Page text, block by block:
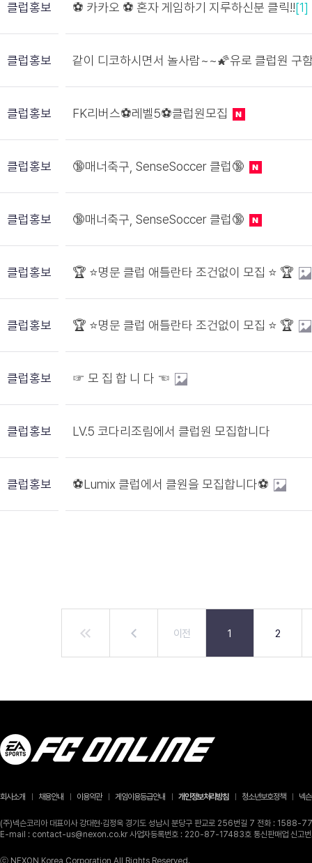
클럽홍보 ⚽️ 카카오 ⚽️ 혼자 게임하기 지루하신분 클릭!![1]
클럽홍보 같이 디코하시면서 놀사람~~🌠유로 클럽원 구
클럽홍보 FK리버스⚽레벨5⚽클럽원모집
클럽홍보 🔞매너축구, SenseSoccer 클럽🔞
클럽홍보 🔞매너축구, SenseSoccer 클럽🔞
클럽홍보 🏆 ⭐️명문 클럽 애틀란타 조건없이 모집 ⭐️ 🏆
클럽홍보 🏆 ⭐️명문 클럽 애틀란타 조건없이 모집 ⭐️ 🏆
클럽홍보 ☞ 모 집 합 니 다 ☜
클럽홍보 LV.5 코다리조림에서 클럽원 모집합니다
클럽홍보 ⚽️Lumix 클럽에서 클원을 모집합니다⚽️
이전 1 2
회사소개 채용안내 이용약관 게임이용등급안내 개인정보처리방침 청소년보호정책 넥
(주)넥슨코리아 대표이사 강대현·김정욱 경기도 성남시 분당구 판교로 256번길 7 전화 :
E-mail : contact-us@nexon.co.kr 사업자등록번호 : 220-87-17483호 통신판매업 신고
ⓒ NEXON Korea Corporation All Rights Reserved.